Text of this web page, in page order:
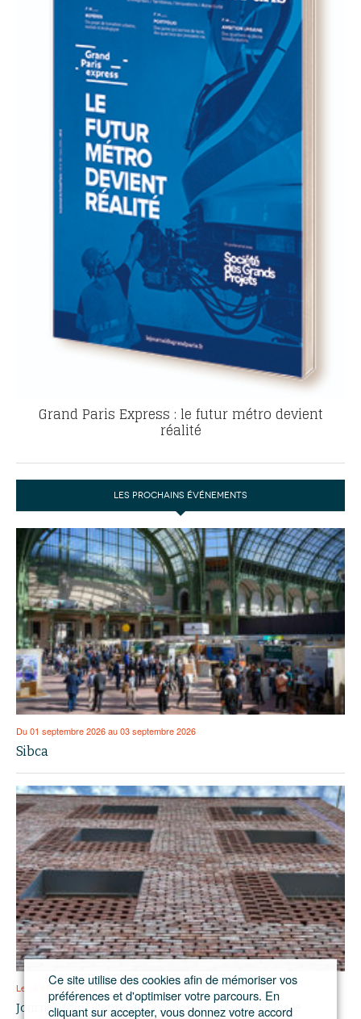
Grand Paris Express : le futur métro devient
réalité
LES PROCHAINS ÉVÉNEMENTS
Du 01 septembre 2026 au 03 septembre 2026
Sibca
Le 16 septembre 2026
Journée francilienne de l’économie circulaire dans le
Ce site utilise des cookies afin de mémoriser vos
préférences et d'optimiser votre parcours. En
cliquant sur accepter, vous donnez votre accord